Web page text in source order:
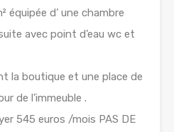
équipée d’ une chambre
avec point d’eau wc et
la boutique et une place de
de l’immeuble .
545 euros /mois PAS DE